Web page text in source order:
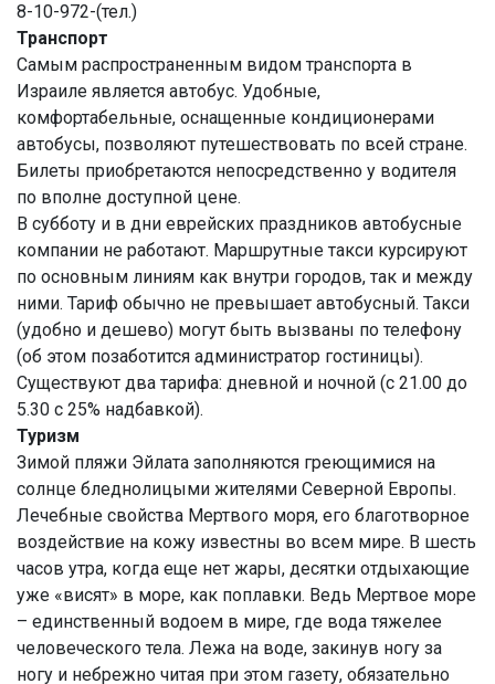
8-10-972-(тел.)
Транспорт
Самым распространенным видом транспорта в
Израиле является автобус. Удобные,
комфортабельные, оснащенные кондиционерами
автобусы, позволяют путешествовать по всей стране.
Билеты приобретаются непосредственно у водителя
по вполне доступной цене.
В субботу и в дни еврейских праздников автобусные
компании не работают. Маршрутные такси курсируют
по основным линиям как внутри городов, так и между
ними. Тариф обычно не превышает автобусный. Такси
(удобно и дешево) могут быть вызваны по телефону
(об этом позаботится администратор гостиницы).
Существуют два тарифа: дневной и ночной (с 21.00 до
5.30 с 25% надбавкой).
Туризм
Зимой пляжи Эйлата заполняются греющимися на
солнце бледнолицыми жителями Северной Европы.
Лечебные свойства Мертвого моря, его благотворное
воздействие на кожу известны во всем мире. В шесть
часов утра, когда еще нет жары, десятки отдыхающие
уже «висят» в море, как поплавки. Ведь Мертвое море
– единственный водоем в мире, где вода тяжелее
человеческого тела. Лежа на воде, закинув ногу за
ногу и небрежно читая при этом газету, обязательно